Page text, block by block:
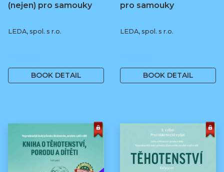
(nejen) pro samouky
LEDA, spol. s r.o.
BOOK DETAIL
pro samouky
LEDA, spol. s r.o.
BOOK DETAIL